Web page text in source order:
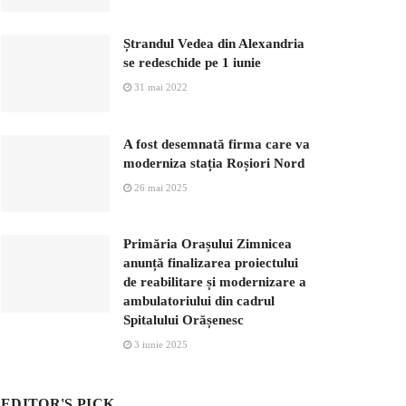
Ștrandul Vedea din Alexandria
se redeschide pe 1 iunie
31 mai 2022
A fost desemnată firma care va
moderniza stația Roșiori Nord
26 mai 2025
Primăria Orașului Zimnicea
anunță finalizarea proiectului
de reabilitare și modernizare a
ambulatoriului din cadrul
Spitalului Orășenesc
3 iunie 2025